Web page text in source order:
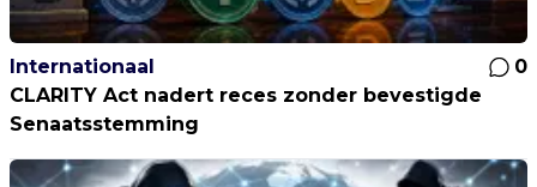
Internationaal
0
CLARITY Act nadert reces zonder bevestigde
Senaatsstemming